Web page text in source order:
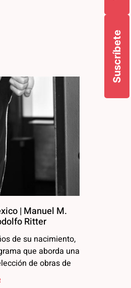
Suscríbete
| Manuel M.
Ritter
de su nacimiento,
que aborda una
de obras de